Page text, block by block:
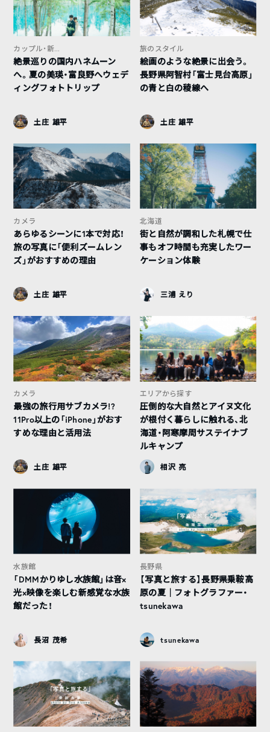
カップル・新...
絶景巡りの国内ハネムーン
へ。夏の美瑛・富良野へウェデ
ィングフォトトリップ
土庄 雄平
旅のスタイル
絵画のような絶景に出会う。
長野県阿智村「富士見台高原」
の青と白の稜線へ
土庄 雄平
カメラ
あらゆるシーンに1本で対応！
旅の写真に「便利ズームレン
ズ」がおすすめの理由
土庄 雄平
北海道
街と自然が調和した札幌で仕
事もオフ時間も充実したワー
ケーション体験
三浦 えり
カメラ
最強の旅行用サブカメラ!?
11Pro以上の「iPhone」がおす
すめな理由と活用法
土庄 雄平
エリアから探す
圧倒的な大自然とアイヌ文化
が根付く暮らしに触れる、北
海道・阿寒摩周サステイナブ
ルキャンプ
相沢 亮
水族館
「DMMかりゆし水族館」は音×
光×映像を楽しむ新感覚な水族
館だった！
長沼 茂希
長野県
【写真と旅する】長野県乗鞍高
原の夏｜フォトグラファー・
tsunekawa
tsunekawa